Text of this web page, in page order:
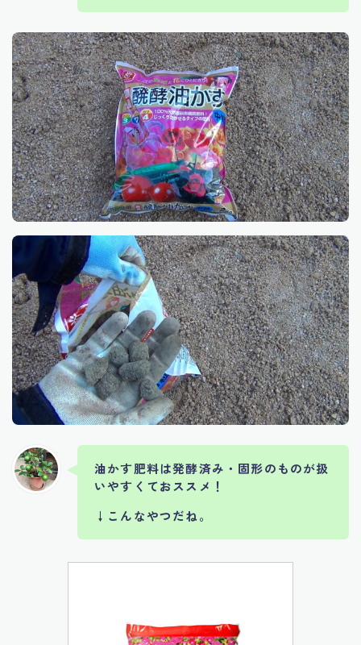
油かす肥料は発酵済み・固形のものが扱
いやすくておススメ！
↓こんなやつだね。